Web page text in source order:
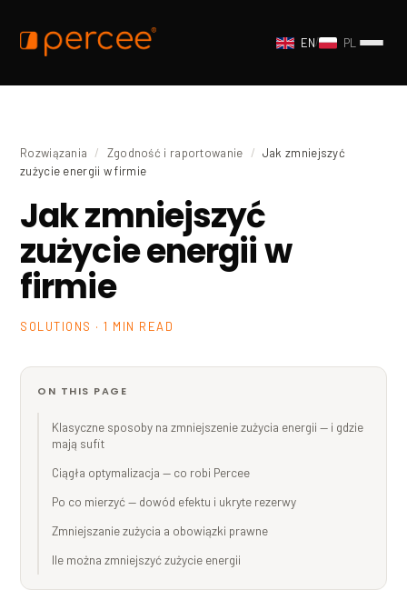
EN/ PL
Rozwiązania / Zgodność i raportowanie / Jak zmniejszyć
zużycie energii w firmie
Jak zmniejszyć
zużycie energii w
firmie
SOLUTIONS · 1 MIN READ
ON THIS PAGE
Klasyczne sposoby na zmniejszenie zużycia energii — i gdzie
mają sufit
Ciągła optymalizacja — co robi Percee
Po co mierzyć — dowód efektu i ukryte rezerwy
Zmniejszanie zużycia a obowiązki prawne
Ile można zmniejszyć zużycie energii